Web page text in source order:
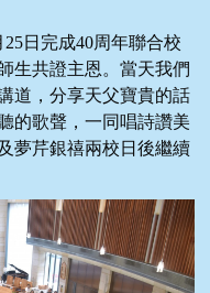
日完成40周年聯合校
生共證主恩。當天我們
道，分享天父寶貴的話
的歌聲，一同唱詩讚美
夢芹銀禧兩校日後繼續